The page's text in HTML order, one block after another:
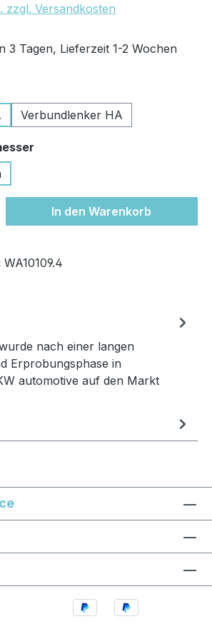
zzgl. Versandkosten
3 Tagen, Lieferzeit 1-2 Wochen
Verbundlenker HA
Gib den
In den Warenkorb
WA10109.4
nach einer langen
Erprobungsphase in
automotive auf den Markt